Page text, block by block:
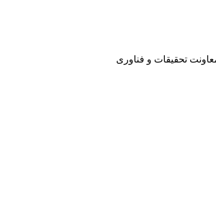
تحقیقات و فناوری